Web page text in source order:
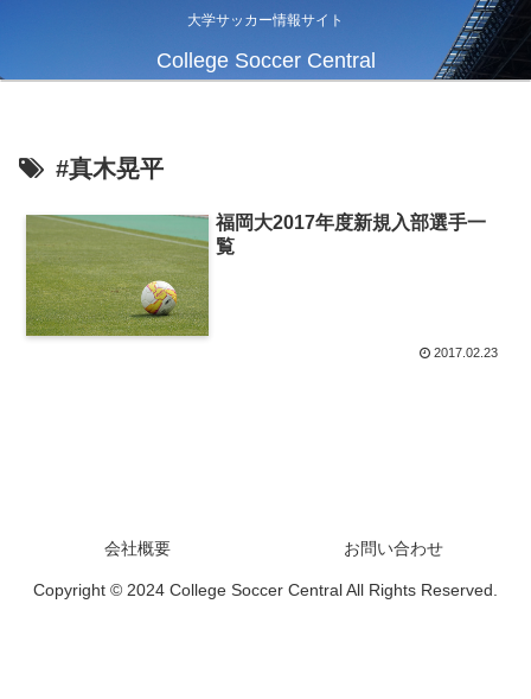
大学サッカー情報サイト
College Soccer Central
#真木晃平
福岡大2017年度新規入部選手一
覧
2017.02.23
会社概要 お問い合わせ
Copyright © 2024 College Soccer Central All Rights Reserved.